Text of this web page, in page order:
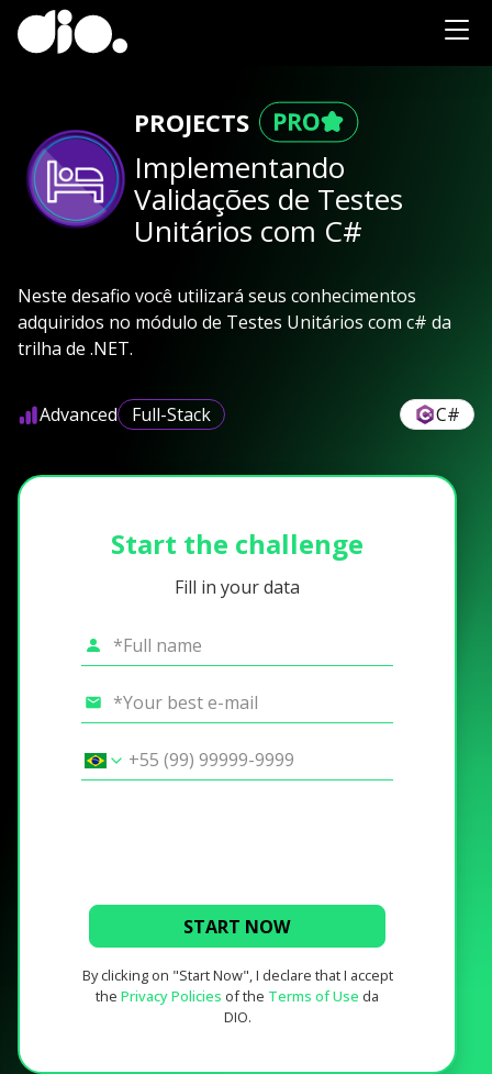
PROJECTS
Implementando
Validações de Testes
Unitários com C#
Neste desafio você utilizará seus conhecimentos
adquiridos no módulo de Testes Unitários com c# da
trilha de .NET.
Advanced Full-Stack C#
Start the challenge
Fill in your data
START NOW
By clicking on "Start Now", I declare that I accept
the Privacy Policies of the Terms of Use da
DIO.